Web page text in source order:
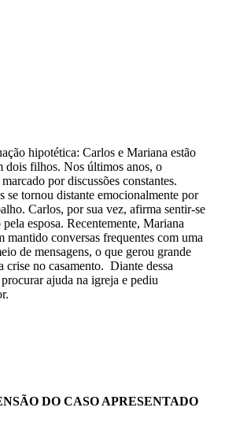
hipotética: Carlos e Mariana estão
dois filhos. Nos últimos anos, o
por discussões constantes.
se tornou distante emocionalmente por
Carlos, por sua vez, afirma sentir-se
esposa. Recentemente, Mariana
mantido conversas frequentes com uma
de mensagens, o que gerou grande
crise no casamento. Diante dessa
ajuda na igreja e pediu
DO CASO APRESENTADO